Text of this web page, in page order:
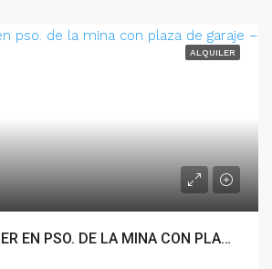
ALQUILER
PISO EN ALQUILER EN PSO. DE LA MINA CON PLAZA DE GARAJE – 005.04502